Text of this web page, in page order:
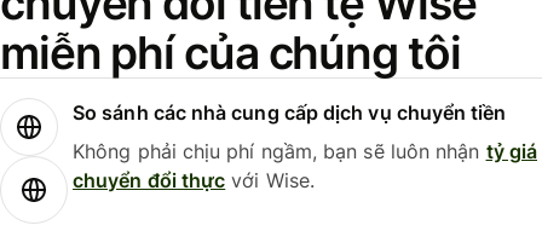
miễn phí của chúng tôi
So sánh các nhà cung cấp dịch vụ chuyển tiền
Không phải chịu phí ngầm, bạn sẽ luôn nhận tỷ giá
chuyển đổi thực với Wise.